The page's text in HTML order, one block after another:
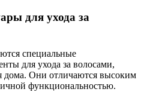
для ухода за
специальные
для ухода за волосами,
дома. Они отличаются высоким
функциональностью.